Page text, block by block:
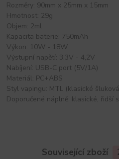
Rozměry: 90mm x 25mm x 15mm
Hmotnost: 29g
Objem: 2ml
Kapacita baterie: 750mAh
Výkon: 10W - 18W
Výstupní napětí: 3,3V - 4,2V
Nabíjení: USB-C port (5V/1A)
Materiál: PC+ABS
Styl vapingu: MTL (klasické
Doporučené náplně: klasické, řidší
Související zboží